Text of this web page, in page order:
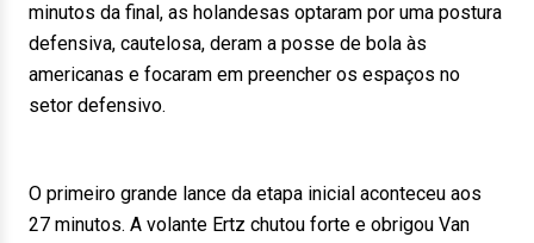
minutos da final, as holandesas optaram por uma postura
defensiva, cautelosa, deram a posse de bola às
americanas e focaram em preencher os espaços no
setor defensivo.
O primeiro grande lance da etapa inicial aconteceu aos
27 minutos. A volante Ertz chutou forte e obrigou Van